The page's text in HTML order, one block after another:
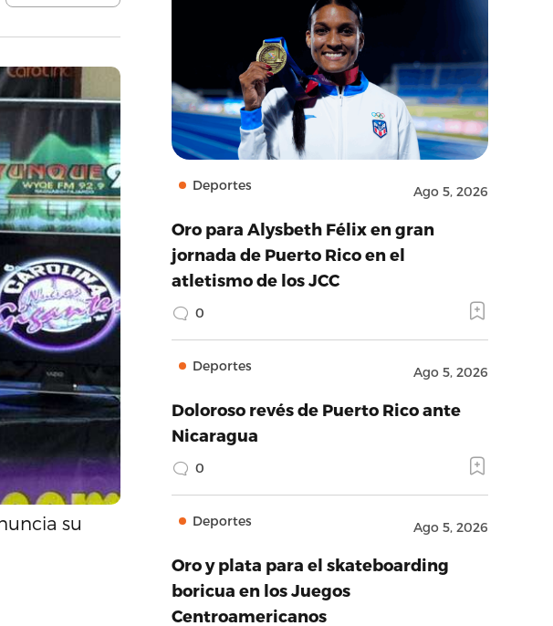
su
Deportes Ago 5, 2026
Oro para Alysbeth Félix en gran
jornada de Puerto Rico en el
atletismo de los JCC
0
Deportes Ago 5, 2026
Doloroso revés de Puerto Rico ante
Nicaragua
0
Deportes Ago 5, 2026
Oro y plata para el skateboarding
boricua en los Juegos
Centroamericanos